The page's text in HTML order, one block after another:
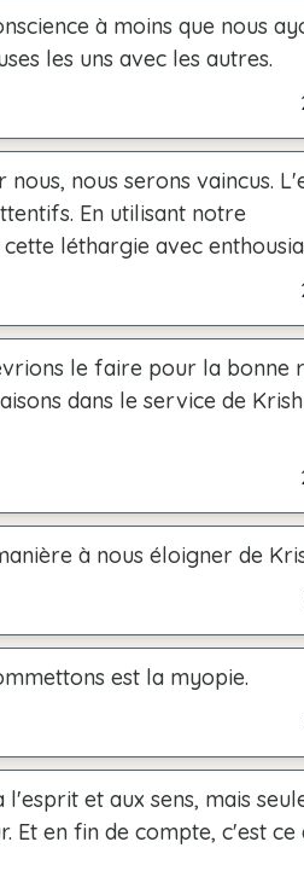
à moins que nous
les uns avec les autres.
nous serons vaincus.
En utilisant notre
léthargie avec
le faire pour la bonne
dans le service de
à nous éloigner de
est la myopie.
et aux sens, mais
en fin de compte, c'est ce